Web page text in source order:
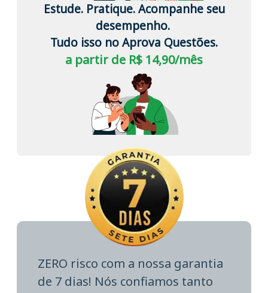
Estude. Pratique. Acompanhe seu
desempenho.
Tudo isso no Aprova Questões.
a partir de R$ 14,90/mês
ZERO risco com a nossa garantia
de 7 dias! Nós confiamos tanto